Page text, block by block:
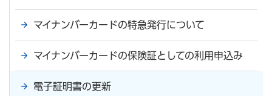
マイナンバーカードの特急発行について
マイナンバーカードの保険証としての利用申込み
電子証明書の更新